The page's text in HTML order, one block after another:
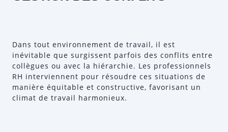
Dans tout environnement de travail, il est
inévitable que surgissent parfois des conflits entre
collègues ou avec la hiérarchie. Les professionnels
RH interviennent pour résoudre ces situations de
manière équitable et constructive, favorisant un
climat de travail harmonieux.